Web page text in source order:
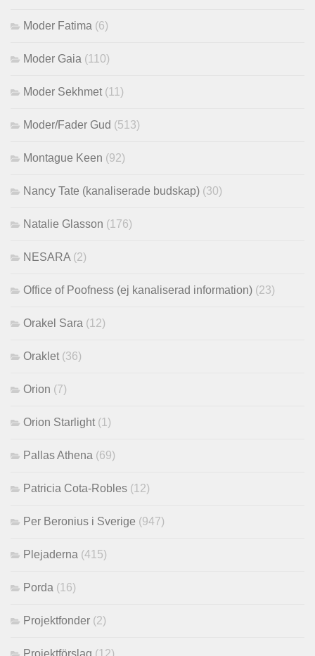
Moder Fatima (6)
Moder Gaia (110)
Moder Sekhmet (11)
Moder/Fader Gud (513)
Montague Keen (92)
Nancy Tate (kanaliserade budskap) (30)
Natalie Glasson (176)
NESARA (2)
Office of Poofness (ej kanaliserad information) (23)
Orakel Sara (12)
Oraklet (36)
Orion (7)
Orion Starlight (1)
Pallas Athena (69)
Patricia Cota-Robles (12)
Per Beronius i Sverige (947)
Plejaderna (415)
Porda (16)
Projektfonder (2)